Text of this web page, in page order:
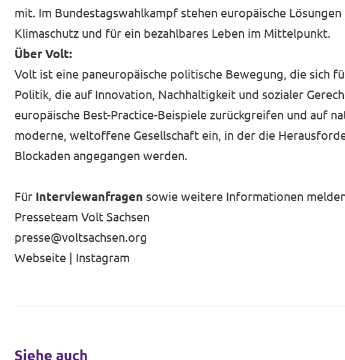
mit. Im Bundestagswahlkampf stehen europäische
Klimaschutz und für ein bezahlbares Leben im Mittelpunkt.
Über Volt:
Volt ist eine paneuropäische politische Bewegung, die sich
Politik, die auf Innovation, Nachhaltigkeit und sozialer
europäische Best-Practice-Beispiele zurückgreifen und auf
moderne, weltoffene Gesellschaft ein, in der die
Blockaden angegangen werden.
Für Interviewanfragen sowie weitere Informationen
Presseteam Volt Sachsen
presse@voltsachsen.org
Webseite
Instagram
Siehe auch